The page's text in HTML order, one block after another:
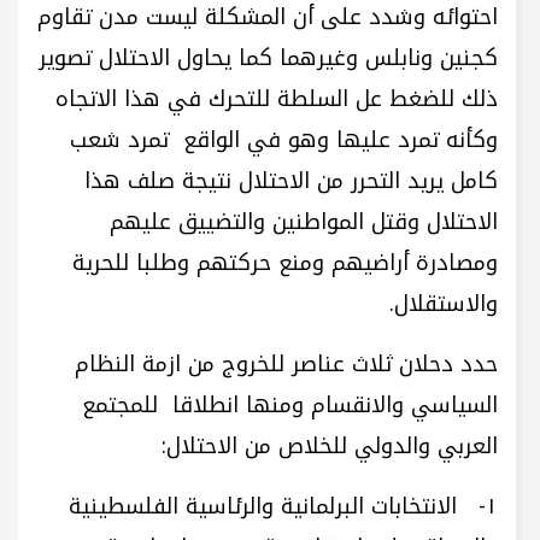
احتوائه وشدد على أن المشكلة ليست مدن تقاوم
كجنين ونابلس وغيرهما كما يحاول الاحتلال تصوير
ذلك للضغط عل السلطة للتحرك في هذا الاتجاه
وكأنه تمرد عليها وهو في الواقع تمرد شعب
كامل يريد التحرر من الاحتلال نتيجة صلف هذا
الاحتلال وقتل المواطنين والتضييق عليهم
ومصادرة أراضيهم ومنع حركتهم وطلبا للحرية
والاستقلال.
حدد دحلان ثلاث عناصر للخروج من ازمة النظام
السياسي والانقسام ومنها انطلاقا للمجتمع
العربي والدولي للخلاص من الاحتلال:
١- الانتخابات البرلمانية والرئاسية الفلسطينية